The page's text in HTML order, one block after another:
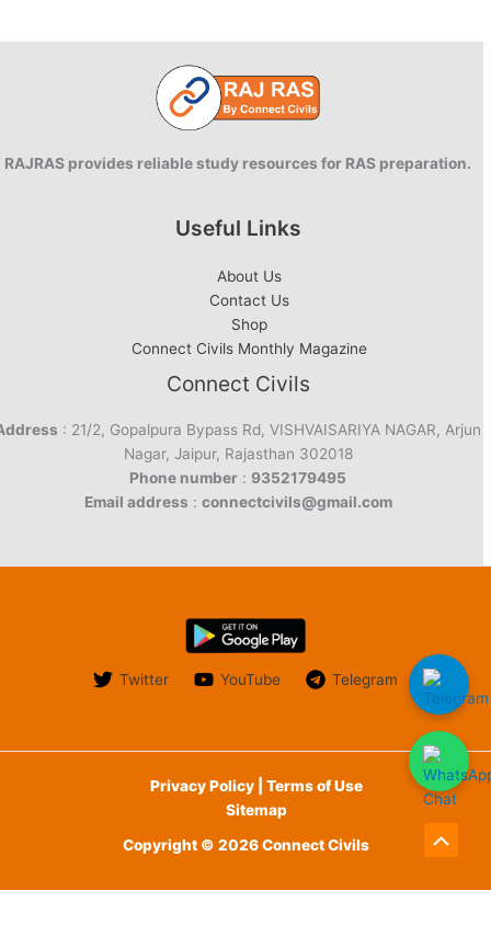
RAJRAS provides reliable study resources for RAS preparation.
Useful Links
About Us
Contact Us
Shop
Connect Civils Monthly Magazine
Connect Civils
: 21/2, Gopalpura Bypass Rd, VISHVAISARIYA NAGAR, Arjun
Nagar, Jaipur, Rajasthan 302018
Phone number : 9352179495
Email address : connectcivils@gmail.com
Twitter YouTube Telegram
Privacy Policy | Terms of Use
Sitemap
Copyright © 2026 Connect Civils
Scroll
to